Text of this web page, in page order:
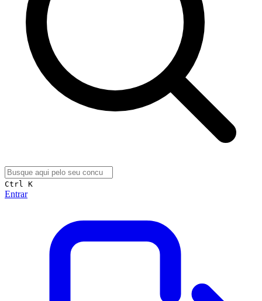
Ctrl K
Entrar